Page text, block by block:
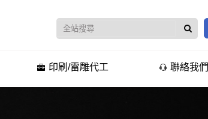
印刷/雷雕代工 聯絡我們